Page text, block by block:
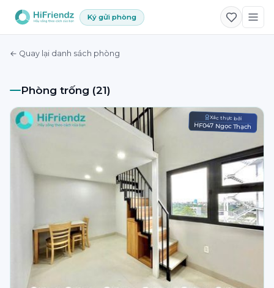
Ký gửi phòng
← Quay lại danh sách phòng
Phòng trống (21)
Xác thực bởi
HF047 Ngọc Thạch